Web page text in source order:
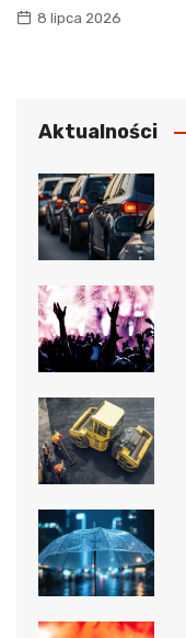
8 lipca 2026
Aktualności